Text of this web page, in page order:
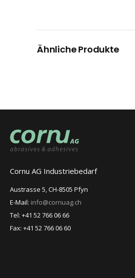
Ähnliche Produkte
Cornu AG Industriebedarf
Austrasse 5, CH-8505 Pfyn
E-Mail: info@cornuag.ch
Tel: +41 52 766 06 66
Fax: +41 52 766 06 60